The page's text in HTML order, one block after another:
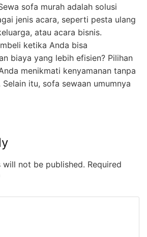
sofa murah adalah solusi
jenis acara, seperti pesta ulang
atau acara bisnis.
ketika Anda bisa
biaya yang lebih efisien? Pilihan
menikmati kenyamanan tanpa
itu, sofa sewaan umumnya
will not be published. Required